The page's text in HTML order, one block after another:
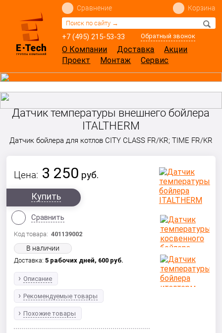
+7 (495) 215-53-33 Обратный звонок
Сравнение Корзина
О Компании Доставка
Акции
Проект
Монтаж Сервис
Датчик температуры внешнего бойлера
ITALTHERM
Датчик бойлера для котлов CITY CLASS FR/KR; TIME FR/KR
Цена: 3 250 руб.
Купить
Сравнить
Код товара:401139002
В наличии
Доставка:5 рабочих дней, 600 руб.
Описание
Рекомендуемые товары
Похожие товары